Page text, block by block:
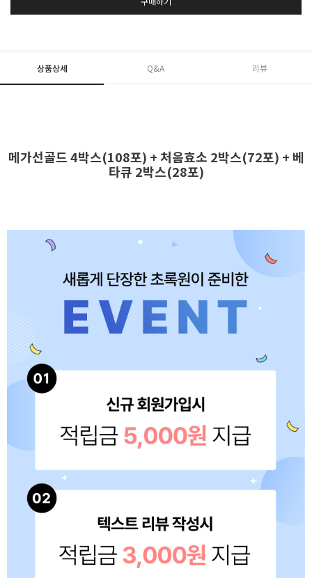
상품상세 Q&A 리뷰
메가선골드 4박스(108포) + 처음효소 2박스(72포) + 베
타큐 2박스(28포)